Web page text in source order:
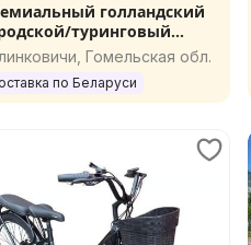
голландский
туринговый
Koga SuperMetro,
рама 60 см XL, 28''
Гомельская обл.
по Беларуси